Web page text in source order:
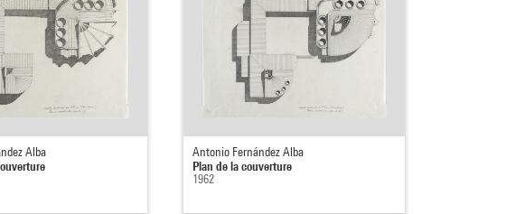
Alba Antonio Fernández Alba
Plan de la couverture
1962